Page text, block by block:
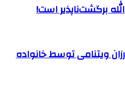
برگشت‌ناپذیر است!
ویتنامی توسط خانواده